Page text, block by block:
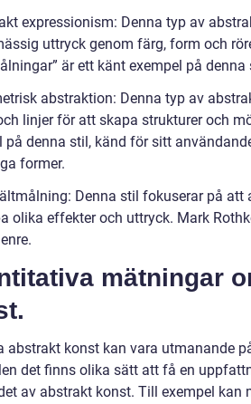
expressionism: Denna typ av
uttryck genom färg, form och
är ett känt exempel på denna
abstraktion: Denna typ av
linjer för att skapa strukturer och
på denna stil, känd för sitt
former.
Denna stil fokuserar på
olika effekter och uttryck. Mark
mätningar
abstrakt konst kan vara utmanande
det finns olika sätt att få en
av abstrakt konst. Till exempel kan